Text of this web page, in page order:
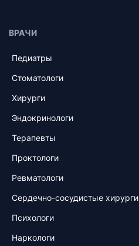
ВРАЧИ
Педиатры
Стоматологи
Хирурги
Эндокринологи
Терапевты
Проктологи
Ревматологи
Сердечно-сосудистые хирурги
Психологи
Наркологи